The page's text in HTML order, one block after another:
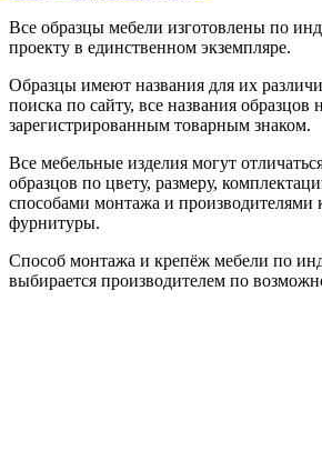
Все образцы мебели изготовлены по
проекту в единственном экземпляре.
Образцы имеют названия для их
поиска по сайту, все названия образцов
зарегистрированным товарным знаком.
Все мебельные изделия могут
образцов по цвету, размеру,
способами монтажа и
фурнитуры.
Способ монтажа и крепёж мебели по
выбирается производителем по